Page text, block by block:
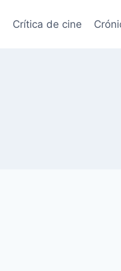
Crítica de cine